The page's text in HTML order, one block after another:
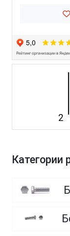
Категории